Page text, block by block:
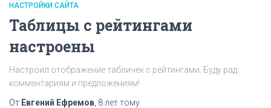
НАСТРОЙКИ САЙТА
Таблицы с рейтингами
настроены
Настроил отображение табличек с рейтингами. Буду рад
комментариям и предложениям!
От Евгений Ефремов 8 леттому